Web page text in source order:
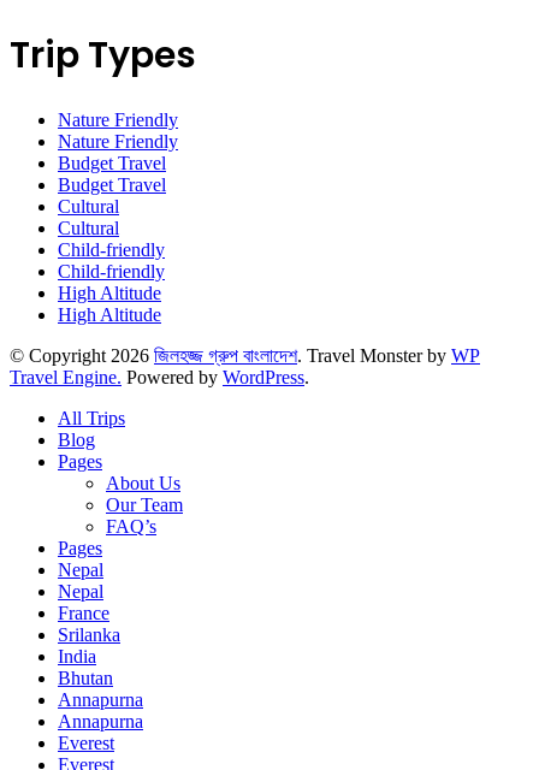
Trip Types
Nature Friendly
Nature Friendly
Budget Travel
Budget Travel
Cultural
Cultural
Child-friendly
Child-friendly
High Altitude
High Altitude
© Copyright 2026 জিলহজ্জ গ্রুপ বাংলাদেশ. Travel Monster by WP
Travel Engine. Powered by WordPress.
All Trips
Blog
Pages
About Us
Our Team
FAQ’s
Pages
Nepal
Nepal
France
Srilanka
India
Bhutan
Annapurna
Annapurna
Everest
Everest